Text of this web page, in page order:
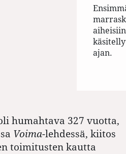
ajan.
humahtava 327 vuotta,
Voima-lehdessä, kiitos
toimitusten kautta